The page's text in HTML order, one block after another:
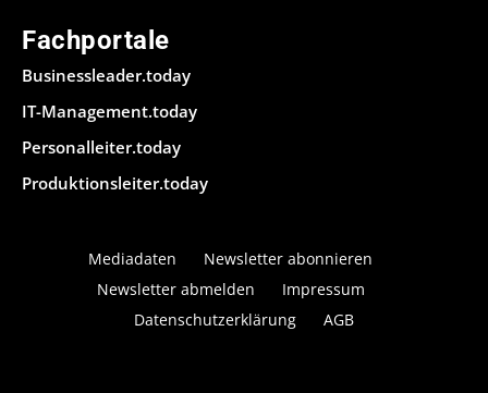
Fachportale
Businessleader.today
IT-Management.today
Personalleiter.today
Produktionsleiter.today
Mediadaten
Newsletter abonnieren
Newsletter abmelden
Impressum
Datenschutzerklärung
AGB